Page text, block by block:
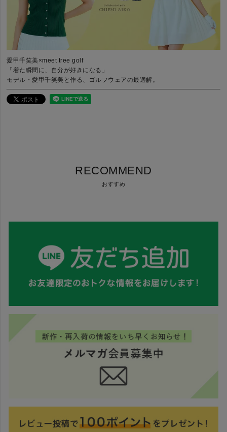
愛甲千笑美×meet tree golf
「着た瞬間に、自分が好きになる」
モデル・愛甲千笑美と作る、ゴルフウェアの最適解。
RECOMMEND
おすすめ